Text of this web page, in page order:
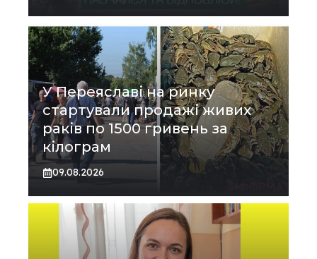
У Переяславі на ринку
стартували продажі живих
раків по 1500 гривень за
кілограм
09.08.2026